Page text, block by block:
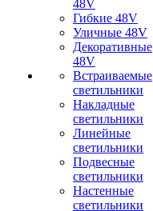
48V
Гибкие 48V
Уличные 48V
Декоративные
48V
Встраиваемые
светильники
Накладные
светильники
Линейные
светильники
Подвесные
светильники
Настенные
светильники